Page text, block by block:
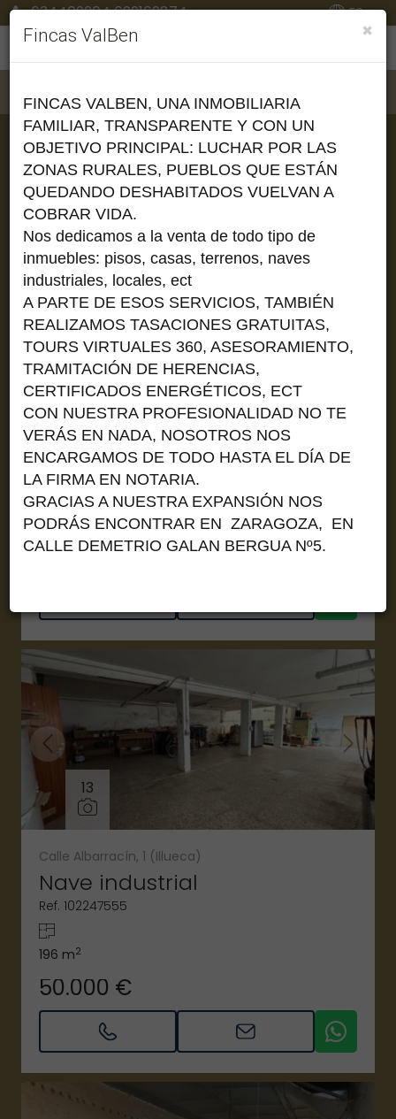
634409204 699169874 ES
128 inmuebles en total
Mostrar resultados 12
20
Maluenda
Solar
Ref. 102247436
1064 m2 Solar
25.000 €
13
Calle Albarracín, 1 (Illueca)
Nave industrial
Ref. 102247555
196 m2
50.000 €
×
Fincas ValBen
FINCAS VALBEN, UNA INMOBILIARIA
FAMILIAR, TRANSPARENTE Y CON UN
OBJETIVO PRINCIPAL: LUCHAR POR LAS
ZONAS RURALES, PUEBLOS QUE ESTÁN
QUEDANDO DESHABITADOS VUELVAN A
COBRAR VIDA.
Nos dedicamos a la venta de todo tipo de
inmuebles: pisos, casas, terrenos, naves
industriales, locales, ect
A PARTE DE ESOS SERVICIOS, TAMBIÉN
REALIZAMOS TASACIONES GRATUITAS,
TOURS VIRTUALES 360, ASESORAMIENTO,
TRAMITACIÓN DE HERENCIAS,
CERTIFICADOS ENERGÉTICOS, ECT
CON NUESTRA PROFESIONALIDAD NO TE
VERÁS EN NADA, NOSOTROS NOS
ENCARGAMOS DE TODO HASTA EL DÍA DE
LA FIRMA EN NOTARIA.
GRACIAS A NUESTRA EXPANSIÓN NOS
PODRÁS ENCONTRAR EN ZARAGOZA, EN
CALLE DEMETRIO GALAN BERGUA Nº5.